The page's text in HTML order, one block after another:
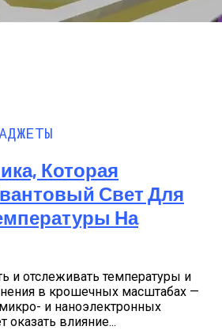
Которая
Свет Для
На
и отслеживать температуры и
в крошечных масштабах —
и наноэлектронных
влияние...